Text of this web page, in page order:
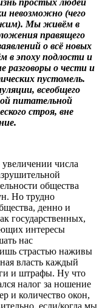
невозможно (чего
Мы живём в
правящего
о всё новых
в эпоху подлости и
разговоры о чести и
пустомель.
всеобщего
питательной
строя, вне
числа
общества
Но трудно
денно и
государственных,
интересы
нас
страстью наживы
власть каждый
и штрафы. Ну что
налог за ношение
и количество окон,
если/когда мы